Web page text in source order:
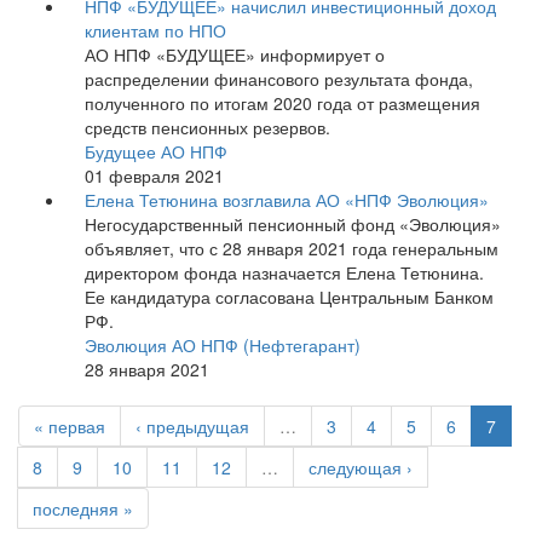
НПФ «БУДУЩЕЕ» начислил инвестиционный доход
клиентам по НПО
АО НПФ «БУДУЩЕЕ» информирует о
распределении финансового результата фонда,
полученного по итогам 2020 года от размещения
средств пенсионных резервов.
Будущее АО НПФ
01 февраля 2021
Елена Тетюнина возглавила АО «НПФ Эволюция»
Негосударственный пенсионный фонд «Эволюция»
объявляет, что с 28 января 2021 года генеральным
директором фонда назначается Елена Тетюнина.
Ее кандидатура согласована Центральным Банком
РФ.
Эволюция АО НПФ (Нефтегарант)
28 января 2021
« первая ‹ предыдущая … 3 4 5 6
7
8
9 10 11 12 …
следующая ›
последняя »